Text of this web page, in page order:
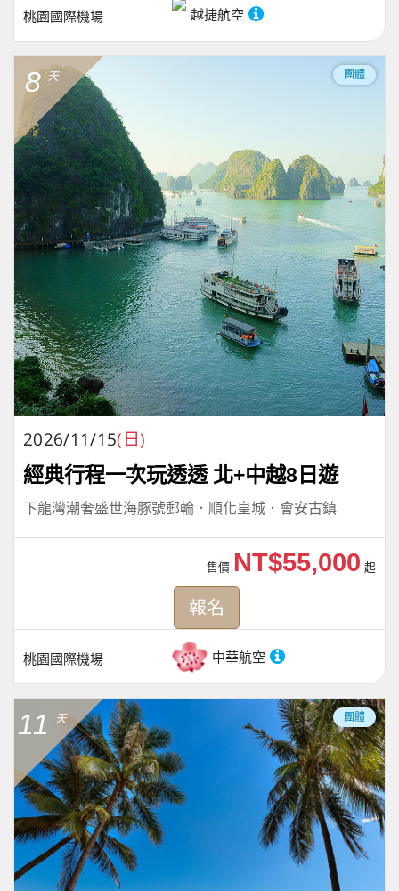
桃園國際機場 越捷航空
8 天 團體
2026/11/15(日)
經典行程一次玩透透 北+中越8日遊
下龍灣潮奢盛世海豚號郵輪．順化皇城．會安古鎮
桃園國際機場 中華航空
售價 NT$55,000 起
報名
11 天 團體